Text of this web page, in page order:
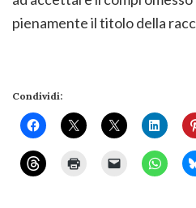
pienamente il titolo della
Condividi: